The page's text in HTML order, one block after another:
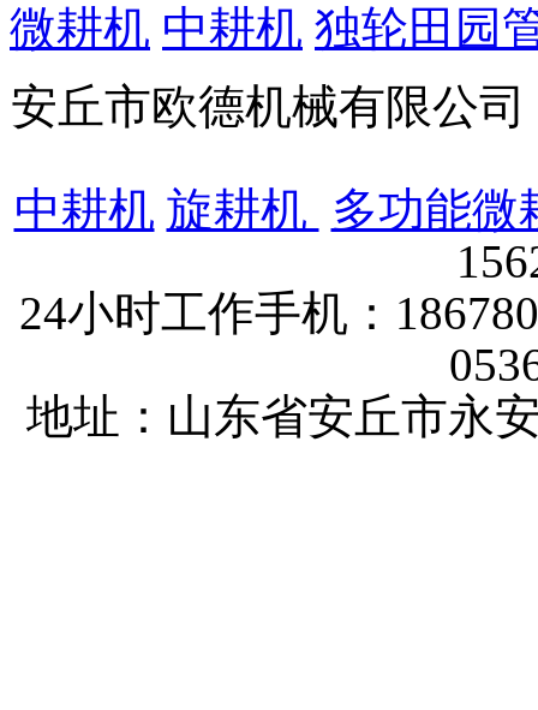
微耕机 中耕机 独轮田园
安丘市欧德机械有限
中耕机 旋耕机 多功能微
24小时工作手机：
地址：山东省安丘市永